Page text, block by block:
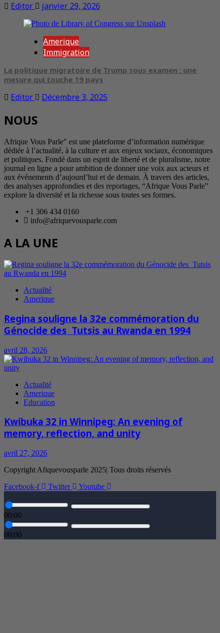
Editor janvier 29, 2026
Amerique
Immigration
La politique migratoire de Trump sous examen : une
mesure qui touche 19 pays
Editor Décembre 3, 2025
NOUS
Afrique Vous Parle” est une plateforme d’information numérique
dédiée à l’actualité, à la culture et aux enjeux sociaux, économiques
et politiques. Fondé dans un esprit de liberté et de pluralisme, notre
journal en ligne a pour ambition de donner une voix aux acteurs et
aux événements d’aujourd’hui et de demain. À travers des articles,
des analyses approfondies et des reportages, “Afrique Vous Parle”
explore la diversité et la richesse sous toutes ses formes.
+1 306 434 0160
info@afriquevousparle.com
A LA UNE
Actualité
Amerique
Regina souligne la 32e commémoration du
Génocide des Tutsis au Rwanda en 1994
avril 28, 2026
Actualité
Amerique
Education
Kwibuka 32 in Winnipeg: An evening of
memory, reflection, and unity
avril 27, 2026
Copyright Afiquevousparle 2025| Tous droits réservés
Facebook-f
Twitter Youtube
00:00
00:00